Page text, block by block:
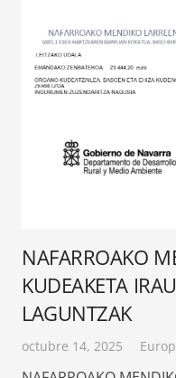
NAFARROAKO
KUDEAKETA
LAGUNTZAK
octubre 14, 2025